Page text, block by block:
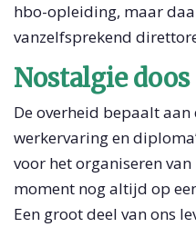
hbo-opleiding, maar
vanzelfsprekend
Nostalgie doos
De overheid bepaalt aan
werkervaring en
voor het organiseren
moment nog altijd op
Een groot deel van ons